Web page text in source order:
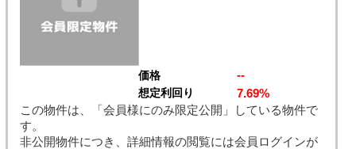
価格 --
想定利回り
7.69%
この物件は、「会員様にのみ限定公開」している物件で
す。
非公開物件につき、詳細情報の閲覧には会員ログインが